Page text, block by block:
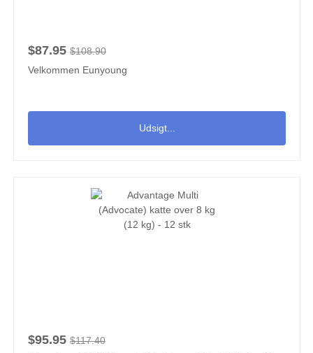
$87.95 $108.90
Velkommen Eunyoung
Udsigt...
$95.95 $117.40